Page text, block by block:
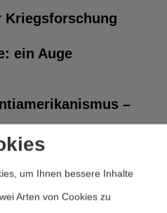
Kriegsforschung
ein Auge
–
Seite 5 von 6
6 ›
um Ihnen bessere Inhalte
Arten von Cookies zu